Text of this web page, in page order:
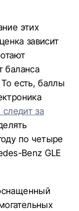
этих
зависит
баланса
есть, баллы
следит за
по четыре
Benz GLE